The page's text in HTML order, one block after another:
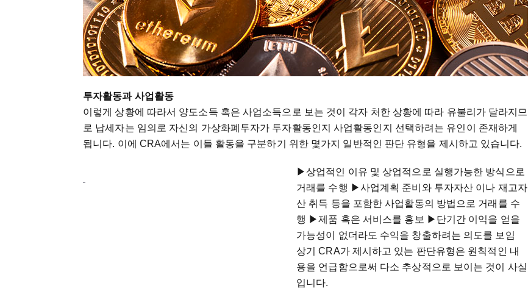
투자활동과 사업활동
이렇게 상황에 따라서 양도소득 혹은 사업소득으로 보는 것이 각자 처한 상황에 따라 유불리가 달라지므
로 납세자는 임의로 자신의 가상화폐투자가 투자활동인지 사업활동인지 선택하려는 유인이 존재하게
됩니다. 이에 CRA에서는 이들 활동을 구분하기 위한 몇가지 일반적인 판단 유형을 제시하고 있습니다.
▶상업적인 이유 및 상업적으로 실행가능한 방식으로
거래를 수행 ▶사업계획 준비와 투자자산 이나 재고자
산 취득 등을 포함한 사업활동의 방법으로 거래를 수
행 ▶제품 혹은 서비스를 홍보 ▶단기간 이익을 얻을
가능성이 없더라도 수익을 창출하려는 의도를 보임
상기 CRA가 제시하고 있는 판단유형은 원칙적인 내
용을 언급함으로써 다소 추상적으로 보이는 것이 사실
입니다.